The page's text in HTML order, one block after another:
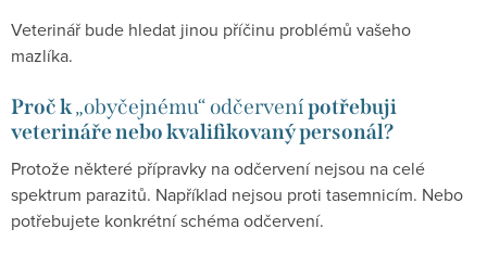
Veterinář bude hledat jinou příčinu problémů vašeho
mazlíka.
Proč k„obyčejnému“ odčervenípotřebuji
veterináře nebo kvalifikovaný personál?
Protože některé přípravky na odčervení nejsou na celé
spektrum parazitů. Například nejsou proti tasemnicím. Nebo
potřebujete konkrétní schéma odčervení.